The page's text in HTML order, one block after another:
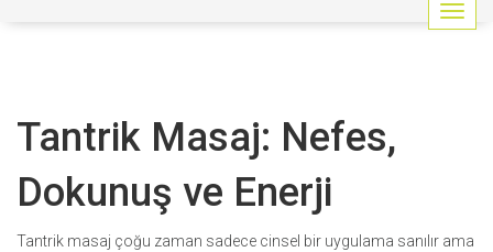
G
e
Tantrik Masaj: Nefes,
Dokunuş ve Enerji
Tantrik masaj çoğu zaman sadece cinsel bir uygulama sanılır ama